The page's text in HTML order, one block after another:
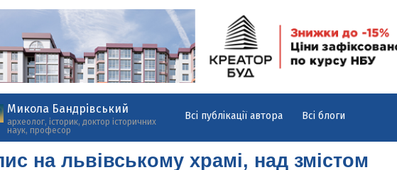
Микола Бандрівський
археолог, історик, доктор історичних
наук, професор
Всі публікації автора Всі блоги
на львівському храмі, над змістом